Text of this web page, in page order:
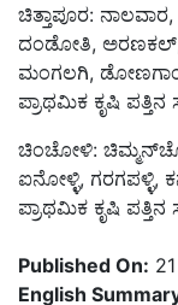
ಚಿತ್ತಾಪೂರ:
ದಂಡೋತಿ, ಅರಣಕಲ್,
ಮಂಗಲಗಿ,
ಪ್ರಾಥಮಿಕ ಕೃಷಿ
ಚಿಂಚೋಳಿ:
ಐನೋಳ್ಳಿ, ಗರಗಪಳ್ಳಿ,
ಪ್ರಾಥಮಿಕ ಕೃಷಿ
Published On:
English